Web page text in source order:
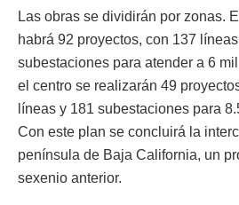
Las obras se dividirán por zonas.
habrá 92 proyectos, con 137
subestaciones para atender a 6
el centro se realizarán 49
líneas y 181 subestaciones para
Con este plan se concluirá la
península de Baja California, un
sexenio anterior.